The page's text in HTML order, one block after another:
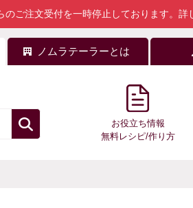
ご注文受付を一時停止しております。 詳
ノムラテーラーとは
お役立ち情報
無料レシピ/作り方